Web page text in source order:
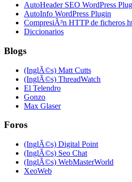
AutoHeader SEO WordPress
AutoInfo WordPress Plugin
CompresiÃ³n HTTP de ficheros
Diccionarios
Blogs
(InglÃ©s) Matt Cutts
(InglÃ©s) ThreadWatch
El Telendro
Gonzo
Max Glaser
Foros
(InglÃ©s) Digital Point
(InglÃ©s) Seo Chat
(InglÃ©s) WebMasterWorld
XeoWeb